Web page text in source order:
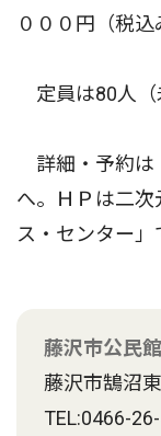
０００円（税込
定員は80人（
詳細・予約は
へ。ＨＰは二
ス・センター」
藤沢市公民
藤沢市鵠沼
TEL:0466-